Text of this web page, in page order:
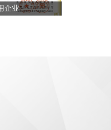
企业